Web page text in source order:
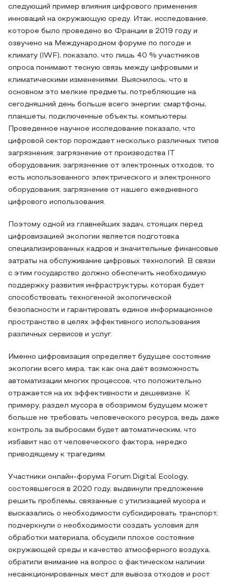
следующий пример влияния цифрового применения
инноваций на окружающую среду. Итак, исследование,
которое было проведено во Франции в 2019 году и
озвучено на Международном форуме по погоде и
климату (IWF), показало, что лишь 40 % участников
опроса понимают тесную связь между цифровыми и
климатическими изменениями. Выяснилось, что в
основном это мелкие предметы, потребляющие на
сегодняшний день больше всего энергии: смартфоны,
планшеты, подключенные объекты, компьютеры.
Проведенное научное исследование показало, что
цифровой сектор порождает несколько различных типов
загрязнения: загрязнение от производства IT
оборудования; загрязнение от электронных отходов, то
есть использованного электрического и электронного
оборудования; загрязнение от нашего ежедневного
цифрового использования.
Поэтому одной из главнейших задач, стоящих перед
цифровизацией экологии является подготовка
специализированных кадров и значительные финансовые
затраты на обслуживание цифровых технологий. В связи
с этим государство должно обеспечить необходимую
поддержку развития инфраструктуры, которая будет
способствовать техногенной экологической
безопасности и гарантировать единое информационное
пространство в целях эффективного использования
различных сервисов и услуг.
Именно цифровизация определяет будущее состояние
экологии всего мира, так как она даёт возможность
автоматизации многих процессов, что положительно
отражается на их эффективности и дешевизне. К
примеру, раздел мусора в обозримом будущем может
больше не требовать человеческого ресурса, ведь даже
контроль за выбросами будет автоматическим, что
избавит нас от человеческого фактора, нередко
приводящему к трагедиям.
Участники онлайн-форума Forum.Digital Ecology,
состоявшегося в 2020 году, выдвинули предложение
решить проблемы, связанные с утилизацией мусора и
высказались о необходимости субсидировать транспорт,
подчеркнули о необходимости создать условия для
обработки материала, обсудили плохое состояние
окружающей среды и качество атмосферного воздуха,
обратили внимание на вопрос о фактическом наличии
несанкционированных мест для вывоза отходов и рост